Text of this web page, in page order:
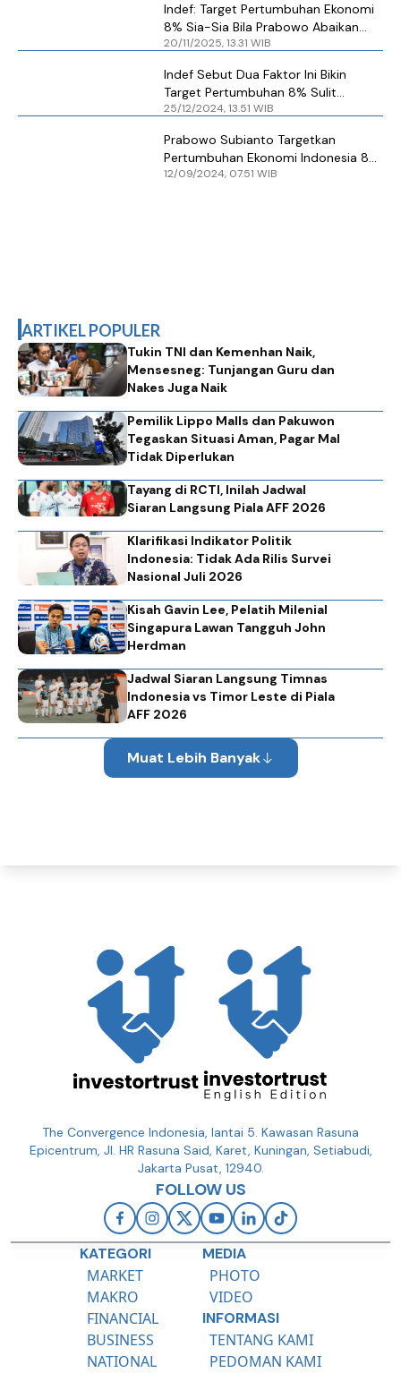
Indef: Target Pertumbuhan Ekonomi
8% Sia-Sia Bila Prabowo Abaikan
Tata Kelola Pemerintahan
20/11/2025, 13.31 WIB
Indef Sebut Dua Faktor Ini Bikin
Target Pertumbuhan 8% Sulit
Dicapai
25/12/2024, 13.51 WIB
Prabowo Subianto Targetkan
Pertumbuhan Ekonomi Indonesia 8%,
Indef: Bisa Tercapai Asal....
12/09/2024, 07.51 WIB
ARTIKEL POPULER
Tukin TNI dan Kemenhan Naik,
Mensesneg: Tunjangan Guru dan
Nakes Juga Naik
Pemilik Lippo Malls dan Pakuwon
Tegaskan Situasi Aman, Pagar Mal
Tidak Diperlukan
Tayang di RCTI, Inilah Jadwal
Siaran Langsung Piala AFF 2026
Klarifikasi Indikator Politik
Indonesia: Tidak Ada Rilis Survei
Nasional Juli 2026
Kisah Gavin Lee, Pelatih Milenial
Singapura Lawan Tangguh John
Herdman
Jadwal Siaran Langsung Timnas
Indonesia vs Timor Leste di Piala
AFF 2026
Muat Lebih Banyak
The Convergence Indonesia, lantai 5. Kawasan Rasuna
Epicentrum, Jl. HR Rasuna Said, Karet, Kuningan, Setiabudi,
Jakarta Pusat, 12940.
FOLLOW US
KATEGORI
MARKET
MAKRO
FINANCIAL
BUSINESS
NATIONAL
MEDIA
PHOTO
VIDEO
INFORMASI
TENTANG KAMI
PEDOMAN KAMI